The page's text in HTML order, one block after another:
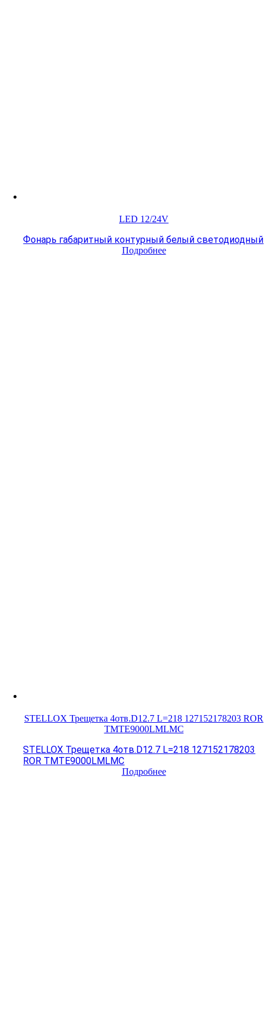
LED 12/24V
Фонарь габаритный контурный белый светодиодный
Подробнее
STELLOX Трещетка 4отв.D12.7 L=218 127152178203 ROR
TMTE9000LMLMC
STELLOX Трещетка 4отв.D12.7 L=218 127152178203
ROR TMTE9000LMLMC
Подробнее